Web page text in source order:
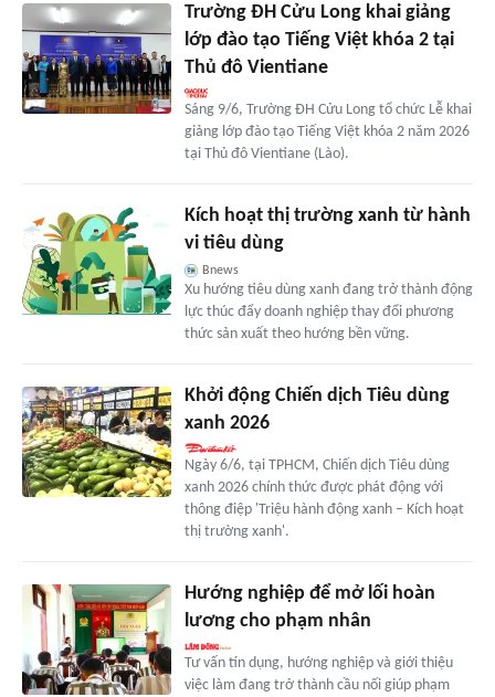
Trường ĐH Cửu Long khai giảng
lớp đào tạo Tiếng Việt khóa 2 tại
Thủ đô Vientiane
Sáng 9/6, Trường ĐH Cửu Long tổ chức Lễ khai
giảng lớp đào tạo Tiếng Việt khóa 2 năm 2026
tại Thủ đô Vientiane (Lào).
Kích hoạt thị trường xanh từ hành
vi tiêu dùng
Bnews
Xu hướng tiêu dùng xanh đang trở thành động
lực thúc đẩy doanh nghiệp thay đổi phương
thức sản xuất theo hướng bền vững.
Khởi động Chiến dịch Tiêu dùng
xanh 2026
Ngày 6/6, tại TPHCM, Chiến dịch Tiêu dùng
xanh 2026 chính thức được phát động với
thông điệp 'Triệu hành động xanh – Kích hoạt
thị trường xanh'.
Hướng nghiệp để mở lối hoàn
lương cho phạm nhân
Tư vấn tín dụng, hướng nghiệp và giới thiệu
việc làm đang trở thành cầu nối giúp phạm